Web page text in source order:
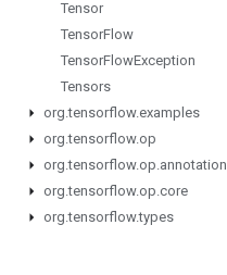
Tensor
TensorFlow
TensorFlowException
Tensors
org.tensorflow.examples
org.tensorflow.op
org.tensorflow.op.annotation
org.tensorflow.op.core
org.tensorflow.types